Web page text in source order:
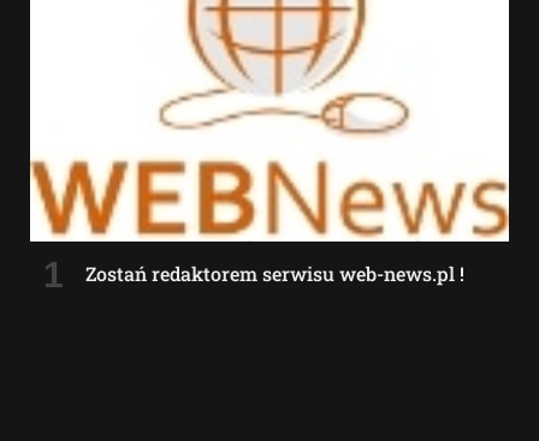
Zostań redaktorem serwisu web-news.pl !